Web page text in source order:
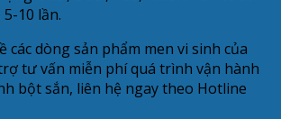
10 lần.
các dòng sản phẩm men vi sinh của
tư vấn miễn phí quá trình vận hành
bột sắn, liên hệ ngay theo Hotline